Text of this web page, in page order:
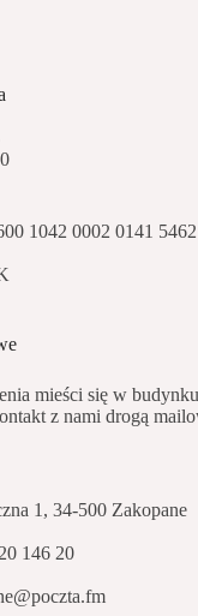
1042 0002 0141 5462
mieści się w
z nami drogą
1, 34-500 Zakopane
146 20